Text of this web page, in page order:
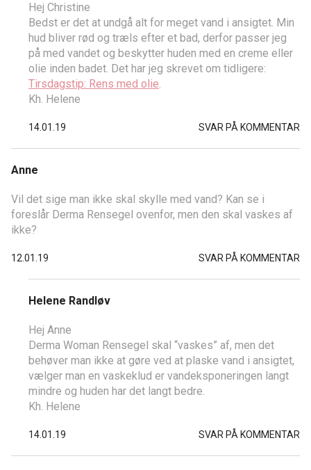
Hej Christine
Bedst er det at undgå alt for meget vand i ansigtet. Min
hud bliver rød og træls efter et bad, derfor passer jeg
på med vandet og beskytter huden med en creme eller
olie inden badet. Det har jeg skrevet om tidligere:
Tirsdagstip: Rens med olie.
Kh. Helene
14.01.19 SVAR PÅ KOMMENTAR
Anne
Vil det sige man ikke skal skylle med vand? Kan se i
foreslår Derma Rensegel ovenfor, men den skal vaskes af
ikke?
12.01.19 SVAR PÅ KOMMENTAR
Helene Randløv
Hej Anne
Derma Woman Rensegel skal “vaskes” af, men det
behøver man ikke at gøre ved at plaske vand i ansigtet,
vælger man en vaskeklud er vandeksponeringen langt
mindre og huden har det langt bedre.
Kh. Helene
14.01.19 SVAR PÅ KOMMENTAR